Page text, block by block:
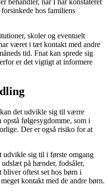
behandler, når I har konstateret
hos familiens
skoler og eventuelt
været i tæt kontakt med andre
tid. Fnat kan sprede sig
er det vigtigt at informere
det udvikle sig til værre
følgesygdomme, som i
Der er også risiko for at
udvikle sig til i første omgang
på hænder, fodsåler,
bliver oftest set hos børn i
kontakt med de andre børn.